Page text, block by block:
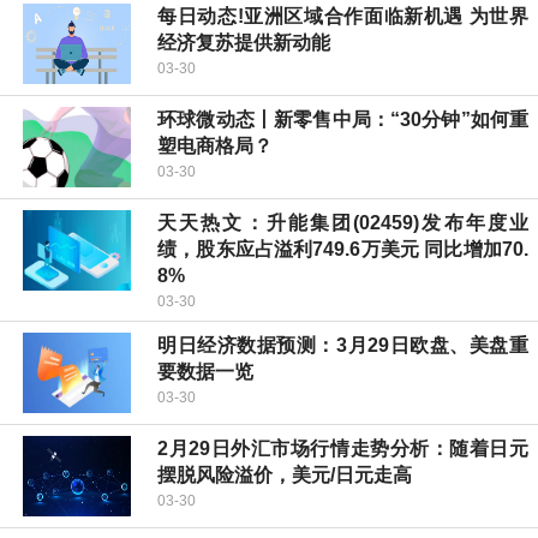
每日动态!亚洲区域合作面临新机遇 为世界
经济复苏提供新动能
03-30
环球微动态丨新零售中局：“30分钟”如何重
塑电商格局？
03-30
天天热文：升能集团(02459)发布年度业
绩，股东应占溢利749.6万美元 同比增加70.
8%
03-30
明日经济数据预测：3月29日欧盘、美盘重
要数据一览
03-30
2月29日外汇市场行情走势分析：随着日元
摆脱风险溢价，美元/日元走高
03-30